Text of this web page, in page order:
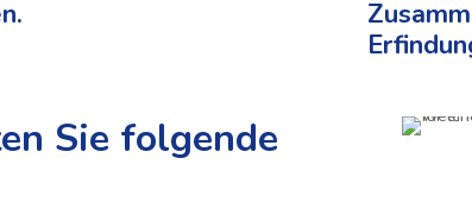
Sie folgende